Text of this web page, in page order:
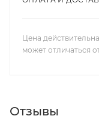
Цена
может отличаться
Отзывы